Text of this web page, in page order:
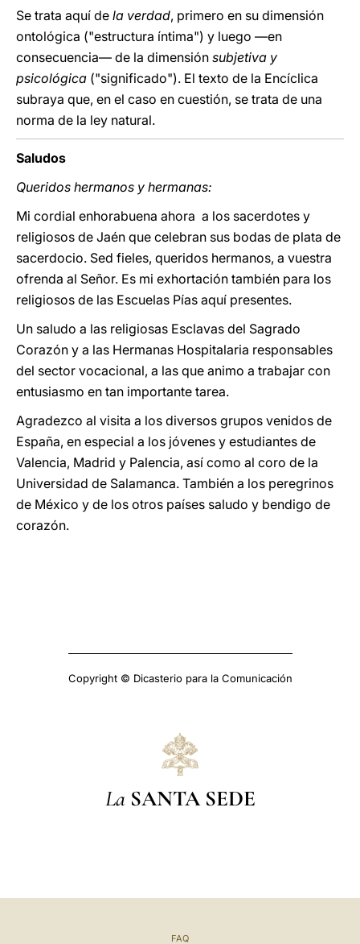
Se trata aquí de la verdad, primero en su dimensión
ontológica ("estructura íntima") y luego —en
consecuencia— de la dimensión subjetiva y
psicológica ("significado"). El texto de la Encíclica
subraya que, en el caso en cuestión, se trata de una
norma de la ley natural.
Saludos
Queridos hermanos y hermanas:
Mi cordial enhorabuena ahora a los sacerdotes y
religiosos de Jaén que celebran sus bodas de plata de
sacerdocio. Sed fieles, queridos hermanos, a vuestra
ofrenda al Señor. Es mi exhortación también para los
religiosos de las Escuelas Pías aquí presentes.
Un saludo a las religiosas Esclavas del Sagrado
Corazón y a las Hermanas Hospitalaria responsables
del sector vocacional, a las que animo a trabajar con
entusiasmo en tan importante tarea.
Agradezco al visita a los diversos grupos venidos de
España, en especial a los jóvenes y estudiantes de
Valencia, Madrid y Palencia, así como al coro de la
Universidad de Salamanca. También a los peregrinos
de México y de los otros países saludo y bendigo de
corazón.
Copyright © Dicasterio para la Comunicación
La SANTA SEDE
FAQ